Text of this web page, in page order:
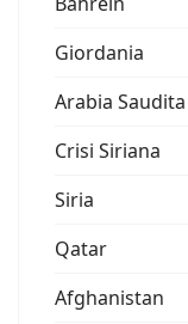
Giordania
Arabia Saudita
Crisi Siriana
Siria
Qatar
Afghanistan